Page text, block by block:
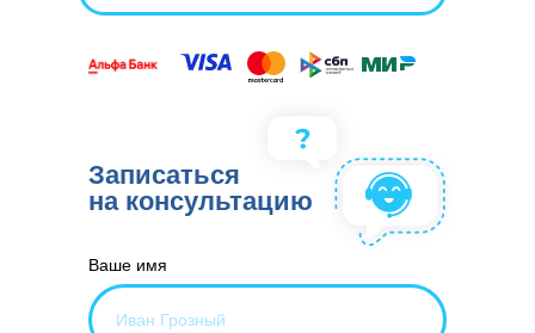
Ваше имя
Записаться
на консультацию